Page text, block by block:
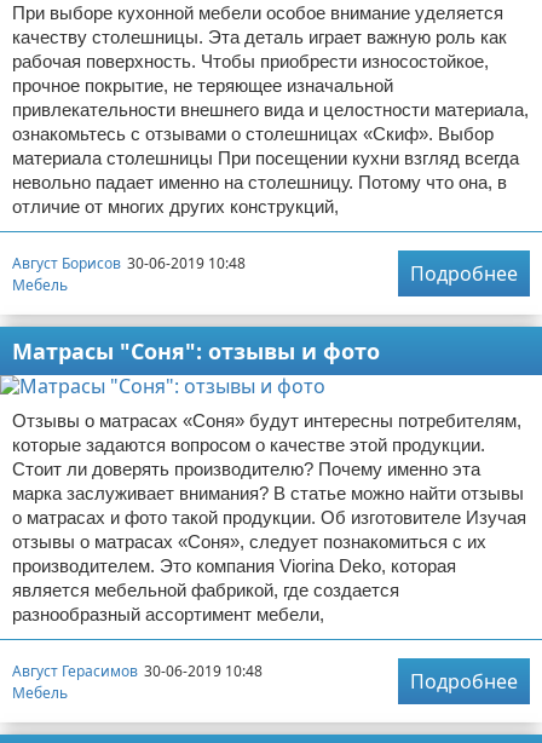
При выборе кухонной мебели особое внимание уделяется
качеству столешницы. Эта деталь играет важную роль как
рабочая поверхность. Чтобы приобрести износостойкое,
прочное покрытие, не теряющее изначальной
привлекательности внешнего вида и целостности материала,
ознакомьтесь с отзывами о столешницах «Скиф». Выбор
материала столешницы При посещении кухни взгляд всегда
невольно падает именно на столешницу. Потому что она, в
отличие от многих других конструкций,
Август Борисов 30-06-2019 10:48
Мебель
Подробнее
Матрасы "Соня": отзывы и фото
Отзывы о матрасах «Соня» будут интересны потребителям,
которые задаются вопросом о качестве этой продукции.
Стоит ли доверять производителю? Почему именно эта
марка заслуживает внимания? В статье можно найти отзывы
о матрасах и фото такой продукции. Об изготовителе Изучая
отзывы о матрасах «Соня», следует познакомиться с их
производителем. Это компания Viorina Deko, которая
является мебельной фабрикой, где создается
разнообразный ассортимент мебели,
Август Герасимов 30-06-2019 10:48
Мебель
Подробнее